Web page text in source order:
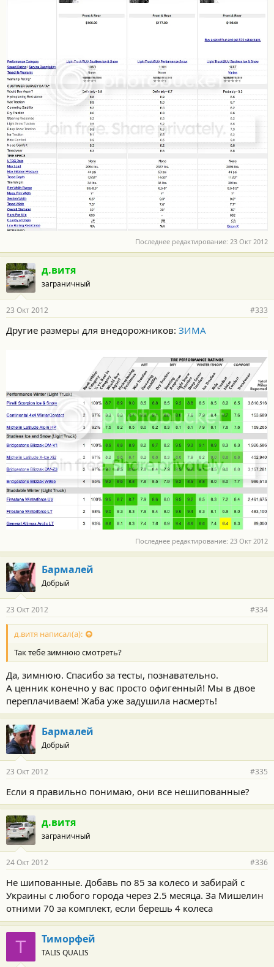
Последнее редактирование: 23 Окт 2012
д.витя
заграничный
23 Окт 2012 #333
Другие размеры для внедорожников: ЗИМА
Последнее редактирование: 23 Окт 2012
Бармалей
Добрый
23 Окт 2012 #334
д.витя написал(а):
Так тебе зимнюю смотреть?
Да, зимнюю. Спасибо за тесты, познавательно.
А ценник конечно у вас просто офигенный! Мы в двое
переплачиваем! Жаба уже задушила насмерть!
Бармалей
Добрый
23 Окт 2012 #335
Если я правильно понимаю, они все нешипованные?
д.витя
заграничный
24 Окт 2012 #336
Не шипованные. Добавь по 85 за колесо и забирай с
Украины с любого города через 2.5 месяца. За Мишелин
отними 70 за комплект, если берешь 4 колеса
Т Тиморфей
TALIS QUALIS